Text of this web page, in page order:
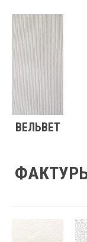
ВЕЛЬВЕТ